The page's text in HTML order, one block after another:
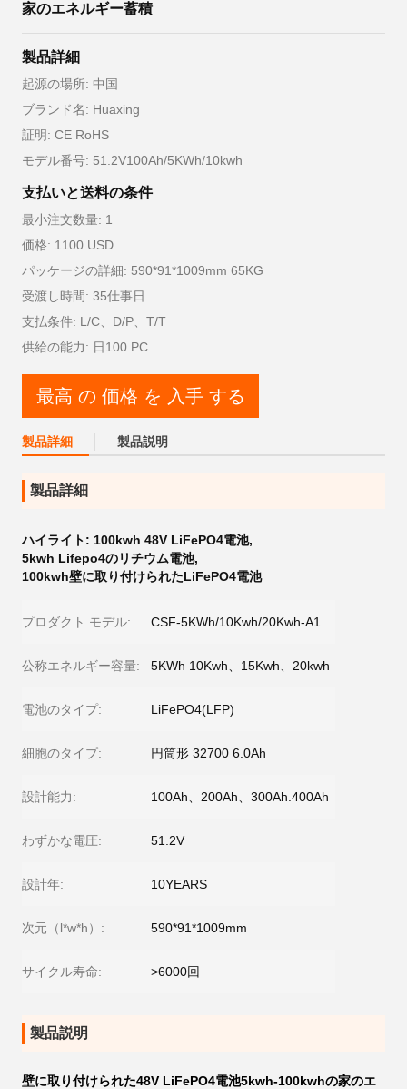
家のエネルギー蓄積
製品詳細
起源の場所: 中国
ブランド名: Huaxing
証明: CE RoHS
モデル番号: 51.2V100Ah/5KWh/10kwh
支払いと送料の条件
最小注文数量: 1
価格: 1100 USD
パッケージの詳細: 590*91*1009mm 65KG
受渡し時間: 35仕事日
支払条件: L/C、D/P、T/T
供給の能力: 日100 PC
最高 の 価格 を 入手 する
製品詳細 製品説明
製品詳細
ハイライト: 100kwh 48V LiFePO4電池,
5kwh Lifepo4のリチウム電池,
100kwh壁に取り付けられたLiFePO4電池
プロダクト モデル: CSF-5KWh/10Kwh/20Kwh-A1
公称エネルギー容量: 5KWh 10Kwh、15Kwh、20kwh
電池のタイプ: LiFePO4(LFP)
細胞のタイプ: 円筒形 32700 6.0Ah
設計能力: 100Ah、200Ah、300Ah.400Ah
わずかな電圧: 51.2V
設計年: 10YEARS
次元（l*w*h）: 590*91*1009mm
サイクル寿命: >6000回
製品説明
壁に取り付けられた48V LiFePO4電池5kwh-100kwhの家のエ